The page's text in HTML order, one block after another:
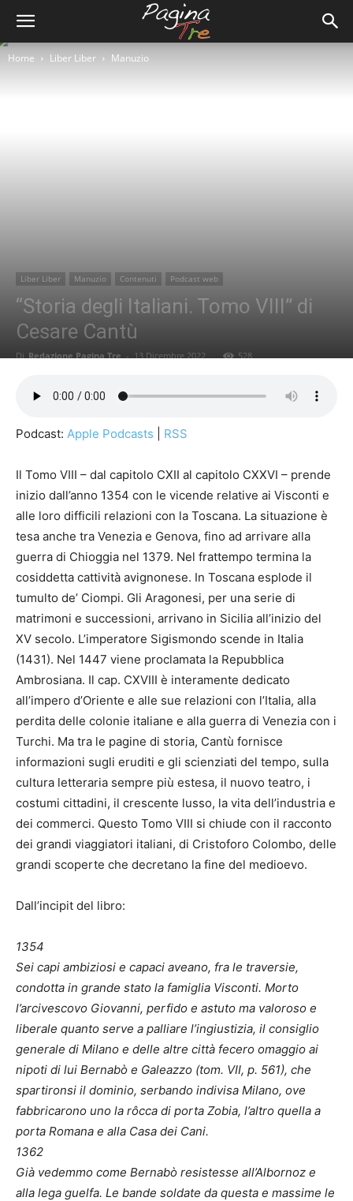
Home Liber Liber Manuzio
Liber Liber Manuzio Contenuti Podcast web
“Storia degli Italiani. Tomo VIII” di
Cesare Cantù
Di Redazione Pagina Tre - 13 Dicembre 2022 528
Podcast: Apple Podcasts RSS
Il Tomo VIII – dal capitolo CXII al capitolo CXXVI – prende
inizio dall’anno 1354 con le vicende relative ai Visconti e
alle loro difficili relazioni con la Toscana. La situazione è
tesa anche tra Venezia e Genova, fino ad arrivare alla
guerra di Chioggia nel 1379. Nel frattempo termina la
cosiddetta cattività avignonese. In Toscana esplode il
tumulto de’ Ciompi. Gli Aragonesi, per una serie di
matrimoni e successioni, arrivano in Sicilia all’inizio del
XV secolo. L’imperatore Sigismondo scende in Italia
(1431). Nel 1447 viene proclamata la Repubblica
Ambrosiana. Il cap. CXVIII è interamente dedicato
all’impero d’Oriente e alle sue relazioni con l’Italia, alla
perdita delle colonie italiane e alla guerra di Venezia con i
Turchi. Ma tra le pagine di storia, Cantù fornisce
informazioni sugli eruditi e gli scienziati del tempo, sulla
cultura letteraria sempre più estesa, il nuovo teatro, i
costumi cittadini, il crescente lusso, la vita dell’industria e
dei commerci. Questo Tomo VIII si chiude con il racconto
dei grandi viaggiatori italiani, di Cristoforo Colombo, delle
grandi scoperte che decretano la fine del medioevo.
Dall’incipit del libro:
1354
Sei capi ambiziosi e capaci aveano, fra le traversie,
condotta in grande stato la famiglia Visconti. Morto
l’arcivescovo Giovanni, perfido e astuto ma valoroso e
liberale quanto serve a palliare l’ingiustizia, il consiglio
generale di Milano e delle altre città fecero omaggio ai
nipoti di lui Bernabò e Galeazzo (tom. VII, p. 561), che
spartironsi il dominio, serbando indivisa Milano, ove
fabbricarono uno la rôcca di porta Zobia, l’altro quella a
porta Romana e alla Casa dei Cani.
1362
Già vedemmo come Bernabò resistesse all’Albornoz e
alla lega guelfa. Le bande soldate da questa e massime le